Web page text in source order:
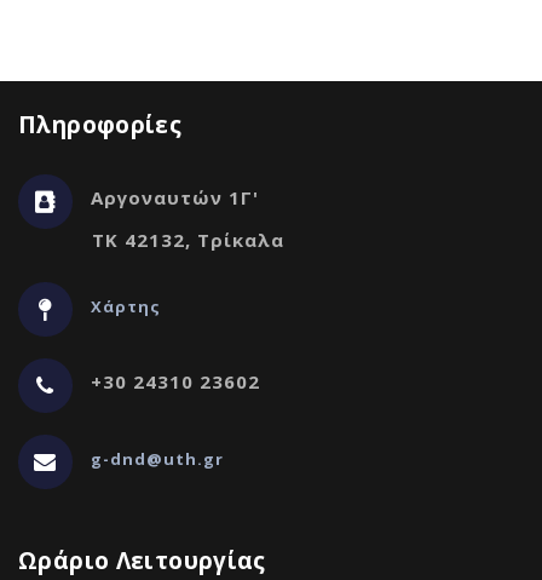
Πληροφορίες
Αργοναυτών 1Γ'
ΤΚ 42132, Τρίκαλα
Χάρτης
+30 24310 23602
g-dnd@uth.gr
Ωράριο Λειτουργίας